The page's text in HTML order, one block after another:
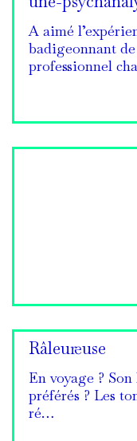
A aimé
badigeonnant
professionnel
Râleur·euse
En voyage ?
préférés ? Les
ré…